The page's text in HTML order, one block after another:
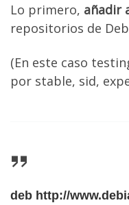
Lo primero, añadir
repositorios de
(En este caso
por stable, sid,
deb http://